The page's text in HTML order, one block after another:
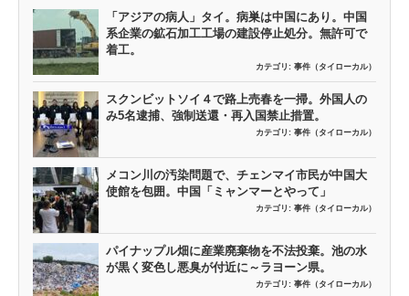
「アジアの病人」タイ。病巣は中国にあり。中国
系企業の鉱石加工工場の建設停止処分。無許可で
着工。
カテゴリ: 事件（タイローカル）
スクンビットソイ４で路上売春を一掃。外国人の
み5名逮捕、強制送還・再入国禁止措置。
カテゴリ: 事件（タイローカル）
メコン川の汚染問題で、チェンマイ市民が中国大
使館を包囲。中国「ミャンマーとやって」
カテゴリ: 事件（タイローカル）
パイナップル畑に産業廃棄物を不法投棄。池の水
が黒く変色し悪臭が付近に～ラヨーン県。
カテゴリ: 事件（タイローカル）